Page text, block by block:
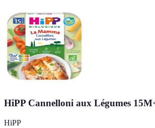
HiPP Cannelloni aux Légumes
HiPP